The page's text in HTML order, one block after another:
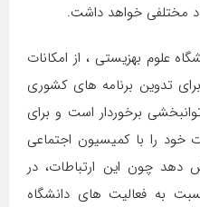
مختلفی خواهد داشت.
علوم بهزیستی ، از امکانات
تدوین برنامه های کشوری
برخوردار است و برای
خود را با کمیسیون اجتماعی
دهد چون این ارتباطات، در
به فعالیت های دانشگاه